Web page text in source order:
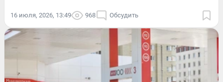
16 июля, 2026, 13:49 968 Обсудить